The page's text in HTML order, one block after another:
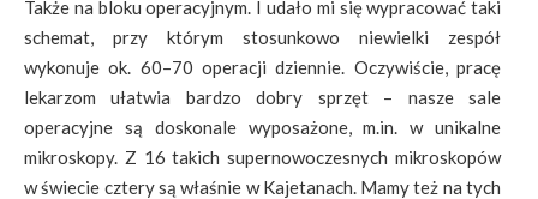
Także na bloku operacyjnym. I udało mi się wypracować taki
schemat, przy którym stosunkowo niewielki zespół
wykonuje ok. 60–70 operacji dziennie. Oczywiście, pracę
lekarzom ułatwia bardzo dobry sprzęt – nasze sale
operacyjne są doskonale wyposażone, m.in. w unikalne
mikroskopy. Z 16 takich supernowoczesnych mikroskopów
w świecie cztery są właśnie w Kajetanach. Mamy też na tych